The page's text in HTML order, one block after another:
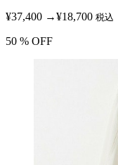
¥37,400 →¥18,700 税込
50 % OFF